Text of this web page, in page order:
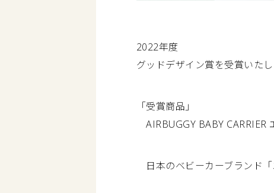
2022年度
グッドデザイン賞を受賞いたし
「受賞商品」
AIRBUGGY BABY CARRIER
日本のベビーカーブランド「